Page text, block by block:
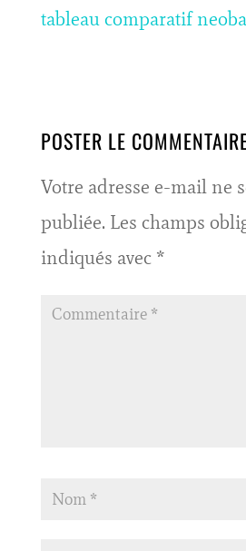
tableau comparatif
POSTER LE
Votre adresse e-mail ne
publiée. Les champs
indiqués avec *